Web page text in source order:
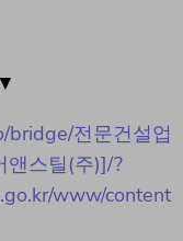
전문건설업
앤스틸(주)]/?
www/content